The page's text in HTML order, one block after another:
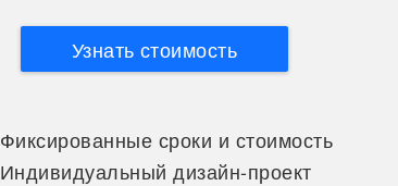
Узнать стоимость
Фиксированные сроки и стоимость
Индивидуальный дизайн-проект